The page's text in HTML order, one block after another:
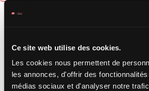
Ce site web utilise des cookies.
Les cookies nous permettent de
les annonces, d'offrir des
médias sociaux et d'analyser notre